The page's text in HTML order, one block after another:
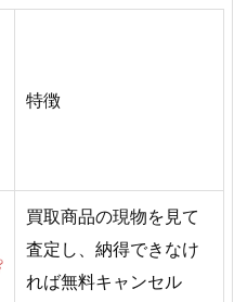
特徴
買取商品の現物を見て
査定し、納得できなけ
れば無料キャンセル